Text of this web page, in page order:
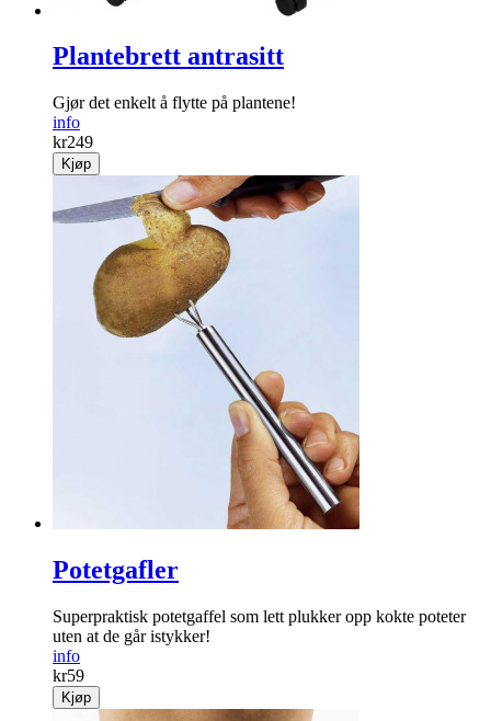
Plantebrett antrasitt
Gjør det enkelt å flytte på ­plantene!
info
kr249
Kjøp
Potetgafler
Superpraktisk potetgaffel som lett plukker opp kokte poteter
uten at de går istykker!
info
kr59
Kjøp